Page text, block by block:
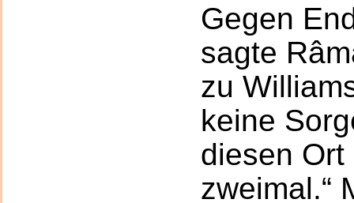
Gegen
sagte
zu
keine
diesen
zweimal.“